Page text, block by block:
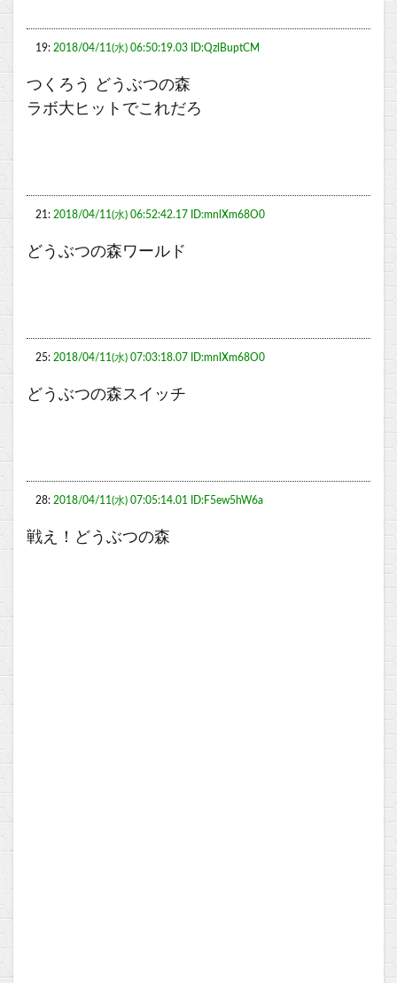
19: 2018/04/11(水) 06:50:19.03 ID:QzlBuptCM
つくろう どうぶつの森
ラボ大ヒットでこれだろ
21: 2018/04/11(水) 06:52:42.17 ID:mnlXm68O0
どうぶつの森ワールド
25: 2018/04/11(水) 07:03:18.07 ID:mnlXm68O0
どうぶつの森スイッチ
28: 2018/04/11(水) 07:05:14.01 ID:F5ew5hW6a
戦え！どうぶつの森